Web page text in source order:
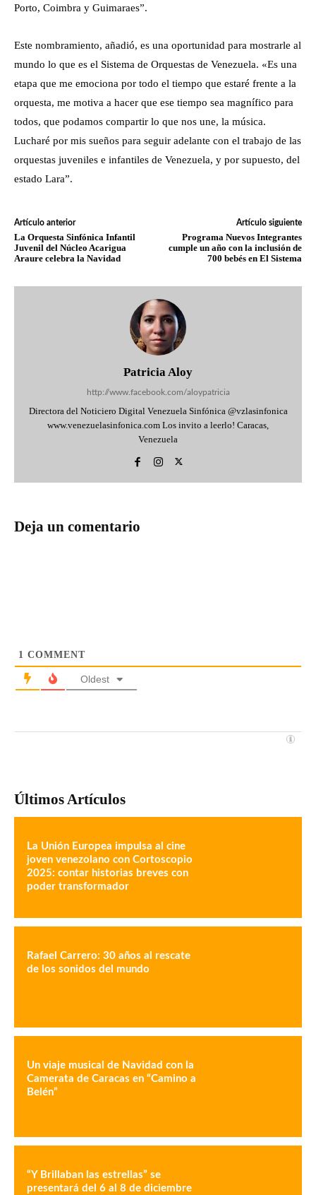
Porto, Coimbra y Guimaraes”.
Este nombramiento, añadió, es una oportunidad para mostrarle al
mundo lo que es el Sistema de Orquestas de Venezuela. «Es una
etapa que me emociona por todo el tiempo que estaré frente a la
orquesta, me motiva a hacer que ese tiempo sea magnífico para
todos, que podamos compartir lo que nos une, la música.
Lucharé por mis sueños para seguir adelante con el trabajo de las
orquestas juveniles e infantiles de Venezuela, y por supuesto, del
estado Lara”.
Artículo anterior
La Orquesta Sinfónica Infantil
Juvenil del Núcleo Acarigua
Araure celebra la Navidad
Artículo siguiente
Programa Nuevos Integrantes
cumple un año con la inclusión de
700 bebés en El Sistema
Patricia Aloy
http://www.facebook.com/aloypatricia
Directora del Noticiero Digital Venezuela Sinfónica @vzlasinfonica
www.venezuelasinfonica.com Los invito a leerlo! Caracas,
Venezuela
Deja un comentario
1 COMMENT
Oldest
Últimos Artículos
La Unión Europea impulsa al cine
joven venezolano con Cortoscopio
2025: contar historias breves con
poder transformador
Rafael Carrero: 30 años al rescate
de los sonidos del mundo
Un viaje musical de Navidad con la
Camerata de Caracas en “Camino a
Belén”
“Y Brillaban las estrellas” se
presentará del 6 al 8 de diciembre